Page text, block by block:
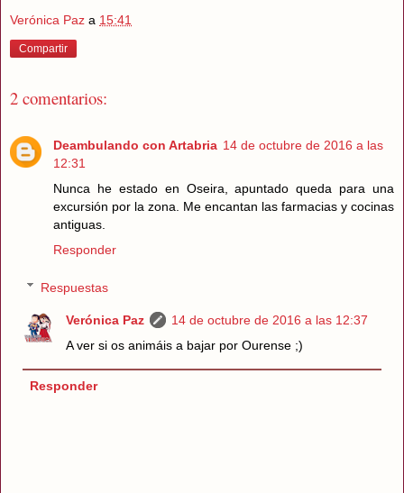
Verónica Paz a 15:41
Compartir
2 comentarios:
Deambulando con Artabria 14 de octubre de 2016 a las
12:31
Nunca he estado en Oseira, apuntado queda para una
excursión por la zona. Me encantan las farmacias y cocinas
antiguas.
Responder
Respuestas
Verónica Paz
14 de octubre de 2016 a las 12:37
A ver si os animáis a bajar por Ourense ;)
Responder